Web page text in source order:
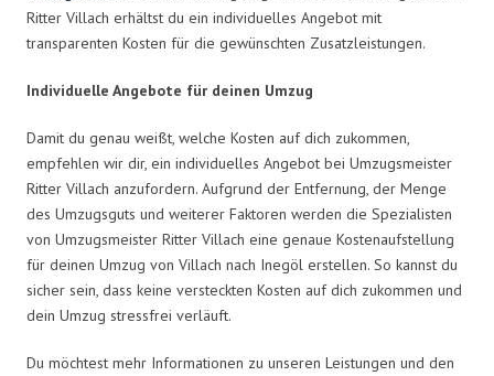
Ritter Villach erhältst du ein individuelles Angebot mit
transparenten Kosten für die gewünschten Zusatzleistungen.
Individuelle Angebote für deinen Umzug
Damit du genau weißt, welche Kosten auf dich zukommen,
empfehlen wir dir, ein individuelles Angebot bei Umzugsmeister
Ritter Villach anzufordern. Aufgrund der Entfernung, der Menge
des Umzugsguts und weiterer Faktoren werden die Spezialisten
von Umzugsmeister Ritter Villach eine genaue Kostenaufstellung
für deinen Umzug von Villach nach Inegöl erstellen. So kannst du
sicher sein, dass keine versteckten Kosten auf dich zukommen und
dein Umzug stressfrei verläuft.
Du möchtest mehr Informationen zu unseren Leistungen und den